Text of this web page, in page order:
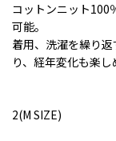
コットンニット100
可能。
着用、洗濯を繰り
り、経年変化も楽し
2(M SIZE)